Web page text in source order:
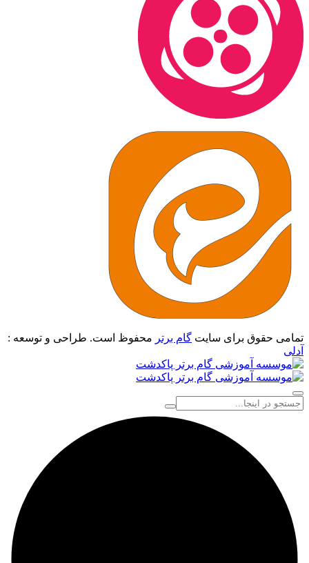
تمامی حقوق برای سایت گام برتر محفوظ است. طراحی و توسعه :
آدلی